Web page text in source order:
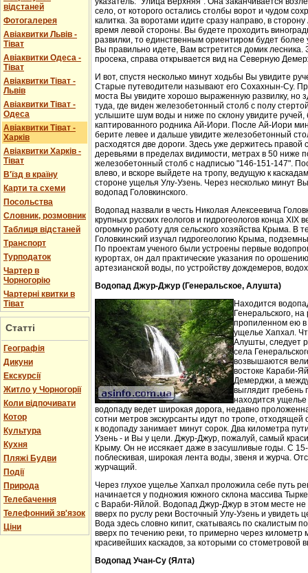
відстаней
Фотогалерея
Авіаквитки Львів -
Тіват
Авіаквитки Одеса -
Тіват
Авіаквитки Тіват -
Львів
Авіаквитки Тіват -
Одеса
Авіаквитки Тіват -
Харків
Авіаквитки Харків -
Тіват
В'їзд в країну
Карти та схеми
Посольства
Словник, розмовник
Таблиця відстаней
Транспорт
Турподаток
Чартер в
Чорногорію
Чартерні квитки в
Тіват
Статті
Географія
Дикуни
Екскурсії
Житло у Чорногорії
Коли відпочивати
Котор
Культура
Кухня
Пляжі Будви
Події
Природа
Телебачення
Телефонний зв'язок
Ціни
село, от которого остались столбы ворот и чудом
калитка. За воротами идите сразу направо, в
время левой стороны. Вы будете проходить
развилки, то единственным ориентиром будет более
Вы правильно идете, Вам встретится домик лесника.
просека, справа открывается вид на Северную
И вот, спустя несколько минут ходьбы Вы увидите
Старые путеводители называют его Сохахнын-Су.
моста Вы увидите хорошо выраженную развилку, но
туда, где виден железобетонный столб с полу
услышите шум воды и ниже по склону увидите
каптированного родника Ай-Иори. После Ай-Иори
берите левее и дальше увидите железобетонный
расходятся две дороги. Здесь уже держитесь правой
деревьями в пределах видимости, метрах в 50 ниже
железобетонный столб с надписью "146-151-147".
влево, и вскоре выйдете на тропу, ведущую к
стороне ущелья Улу-Узень. Через несколько минут
водопад Головкинского.
Водопад назвали в честь Николая Алексеевича
крупных русских геологов и гидрогеологов конца XIX
огромную работу для сельского хозяйства Крыма. В
Головкинский изучал гидрогеологию Крыма,
По проектам ученого были устроены первые
курортах, он дал практические указания по
артезианской воды, по устройству дождемеров,
Водопад Джур-Джур (Генеральское, Алушта)
Находится
Генеральского,
пропиленном ею в
ущелье Хапхал.
Алушты, следует
села
возвышаются
востоке Караби-
Демерджи, а
выглядит гребень
находится
водопаду ведет широкая дорога, недавно
сотни метров экскурсанты идут по тропе, отходящей
к водопаду занимает минут сорок. Два километра
Узень - и Вы у цели. Джур-Джур, пожалуй, самый
Крыму. Он не иссякает даже в засушливые годы. С
поблескивая, широкая лента воды, звеня и журча.
журчащий.
Через глухое ущелье Хапхал проложила себе путь
начинается у подножия южного склона массива
с Вараби-Яйлой. Водопад Джур-Джур в этом месте
вверх по руслу реки Восточный Улу-Узень и увидеть
Вода здесь словно кипит, скатываясь по скалистым
вверх по течению реки, то примерно через километр
красивейших каскадов, за которыми со стометровой
Водопад Учан-Су (Ялта)